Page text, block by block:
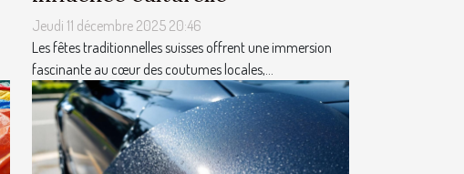
Jeudi 11 décembre 2025 20:46
Les fêtes traditionnelles suisses offrent une immersion
fascinante au cœur des coutumes locales,...